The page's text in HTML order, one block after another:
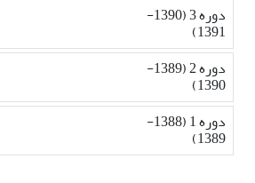
دوره 3 (1390-
1391)
دوره 2 (1389-
1390)
دوره 1 (1388-
1389)